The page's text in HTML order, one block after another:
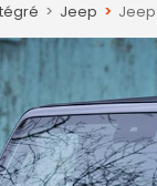
> Jeep >